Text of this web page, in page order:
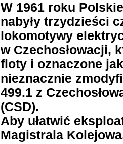
W 1961 roku
nabyły trzydzieści
lokomotywy
w Czechosłowacji,
floty i oznaczone
nieznacznie
499.1 z
(CSD).
Aby ułatwić
Magistrala